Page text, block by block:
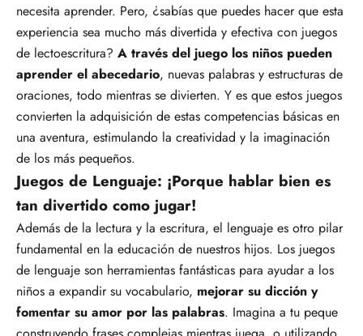
necesita aprender. Pero, ¿sabías que puedes hacer que esta
experiencia sea mucho más divertida y efectiva con juegos
de lectoescritura? A través del juego los niños pueden
aprender el abecedario, nuevas palabras y estructuras de
oraciones, todo mientras se divierten. Y es que estos juegos
convierten la adquisición de estas competencias básicas en
una aventura, estimulando la creatividad y la imaginación
de los más pequeños.
Juegos de Lenguaje: ¡Porque hablar bien es
tan divertido como jugar!
Además de la lectura y la escritura, el lenguaje es otro pilar
fundamental en la educación de nuestros hijos. Los juegos
de lenguaje son herramientas fantásticas para ayudar a los
niños a expandir su vocabulario, mejorar su dicción y
fomentar su amor por las palabras. Imagina a tu peque